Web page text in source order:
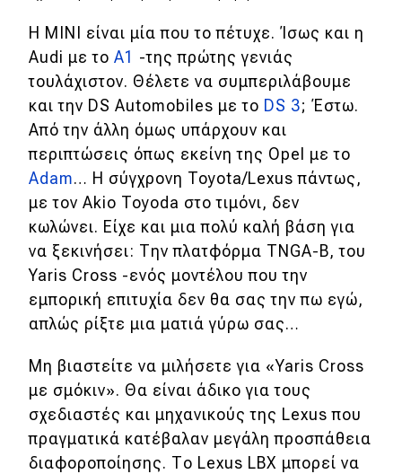
Η ΜΙΝΙ είναι μία που το πέτυχε. Ίσως και η
Audi με το Α1 -της πρώτης γενιάς
τουλάχιστον. Θέλετε να συμπεριλάβουμε
και την DS Automobiles με το DS 3; Έστω.
Από την άλλη όμως υπάρχουν και
περιπτώσεις όπως εκείνη της Opel με το
Adam… Η σύγχρονη Toyota/Lexus πάντως,
με τον Akio Toyoda στο τιμόνι, δεν
κωλώνει. Είχε και μια πολύ καλή βάση για
να ξεκινήσει: Την πλατφόρμα TNGA-B, του
Yaris Cross -ενός μοντέλου που την
εμπορική επιτυχία δεν θα σας την πω εγώ,
απλώς ρίξτε μια ματιά γύρω σας…
Μη βιαστείτε να μιλήσετε για «Yaris Cross
με σμόκιν». Θα είναι άδικο για τους
σχεδιαστές και μηχανικούς της Lexus που
πραγματικά κατέβαλαν μεγάλη προσπάθεια
διαφοροποίησης. Το Lexus LBX μπορεί να